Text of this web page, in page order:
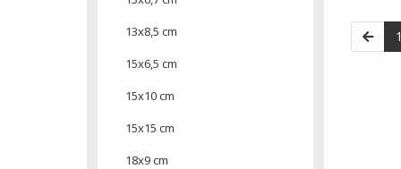
13x8,5 cm
15x6,5 cm
15x10 cm
15x15 cm
18x9 cm